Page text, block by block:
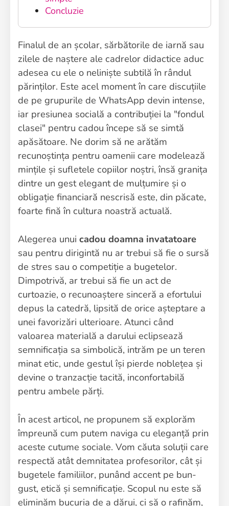
Concluzie
Finalul de an școlar, sărbătorile de iarnă sau
zilele de naștere ale cadrelor didactice aduc
adesea cu ele o neliniște subtilă în rândul
părinților. Este acel moment în care discuțiile
de pe grupurile de WhatsApp devin intense,
iar presiunea socială a contribuției la "fondul
clasei" pentru cadou începe să se simtă
apăsătoare. Ne dorim să ne arătăm
recunoștința pentru oamenii care modelează
mințile și sufletele copiilor noștri, însă granița
dintre un gest elegant de mulțumire și o
obligație financiară nescrisă este, din păcate,
foarte fină în cultura noastră actuală.
Alegerea unui cadou doamna invatatoare
sau pentru dirigintă nu ar trebui să fie o sursă
de stres sau o competiție a bugetelor.
Dimpotrivă, ar trebui să fie un act de
curtoazie, o recunoaștere sinceră a efortului
depus la catedră, lipsită de orice așteptare a
unei favorizări ulterioare. Atunci când
valoarea materială a darului eclipsează
semnificația sa simbolică, intrăm pe un teren
minat etic, unde gestul își pierde noblețea și
devine o tranzacție tacită, inconfortabilă
pentru ambele părți.
În acest articol, ne propunem să explorăm
împreună cum putem naviga cu eleganță prin
aceste cutume sociale. Vom căuta soluții care
respectă atât demnitatea profesorilor, cât și
bugetele familiilor, punând accent pe bun-
gust, etică și semnificație. Scopul nu este să
eliminăm bucuria de a dărui, ci să o rafinăm,